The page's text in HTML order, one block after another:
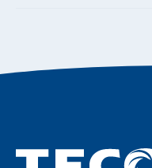
东元70
促进低碳转型